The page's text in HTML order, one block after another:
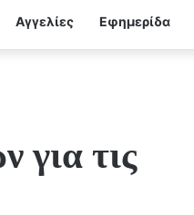
Αγγελίες Εφημερίδα
τις